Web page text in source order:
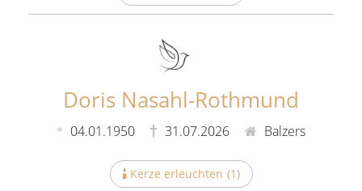
Doris Nasahl-Rothmund
04.01.1950 31.07.2026 Balzers
Kerze erleuchten (1)